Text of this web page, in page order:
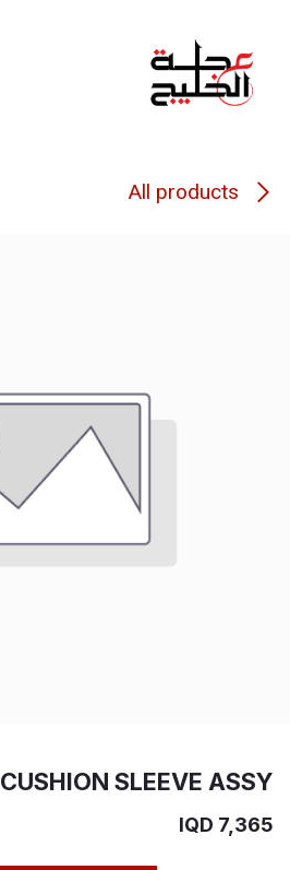
All products
CUSHION SLEEVE ASSY
7,365